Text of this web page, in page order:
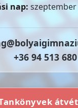
nap: szeptember
+36 94 513 680